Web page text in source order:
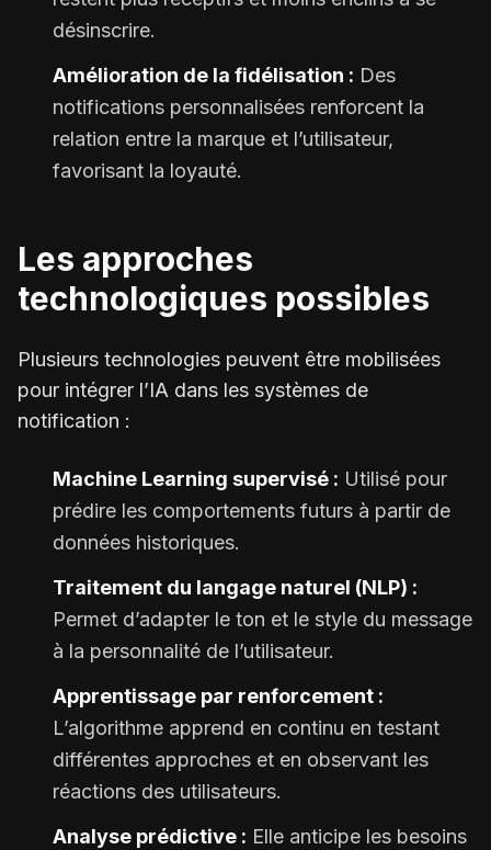
désinscrire.
Amélioration de la fidélisation : Des
notifications personnalisées renforcent la
relation entre la marque et l’utilisateur,
favorisant la loyauté.
Les approches
technologiques possibles
Plusieurs technologies peuvent être mobilisées
pour intégrer l’IA dans les systèmes de
notification :
Machine Learning supervisé : Utilisé pour
prédire les comportements futurs à partir de
données historiques.
Traitement du langage naturel (NLP) :
Permet d’adapter le ton et le style du message
à la personnalité de l’utilisateur.
Apprentissage par renforcement :
L’algorithme apprend en continu en testant
différentes approches et en observant les
réactions des utilisateurs.
Analyse prédictive : Elle anticipe les besoins